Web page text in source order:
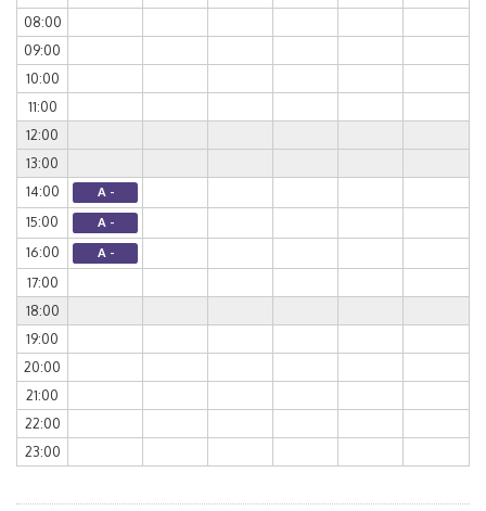
08:00
09:00
10:00
11:00
12:00
13:00
14:00
A -
15:00 A -
16:00 A -
17:00
18:00
19:00
20:00
21:00
22:00
23:00